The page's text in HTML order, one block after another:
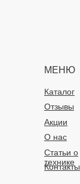
МЕНЮ
Каталог
О нас
Статьи о
технике
Отзывы
Акции
Контакты